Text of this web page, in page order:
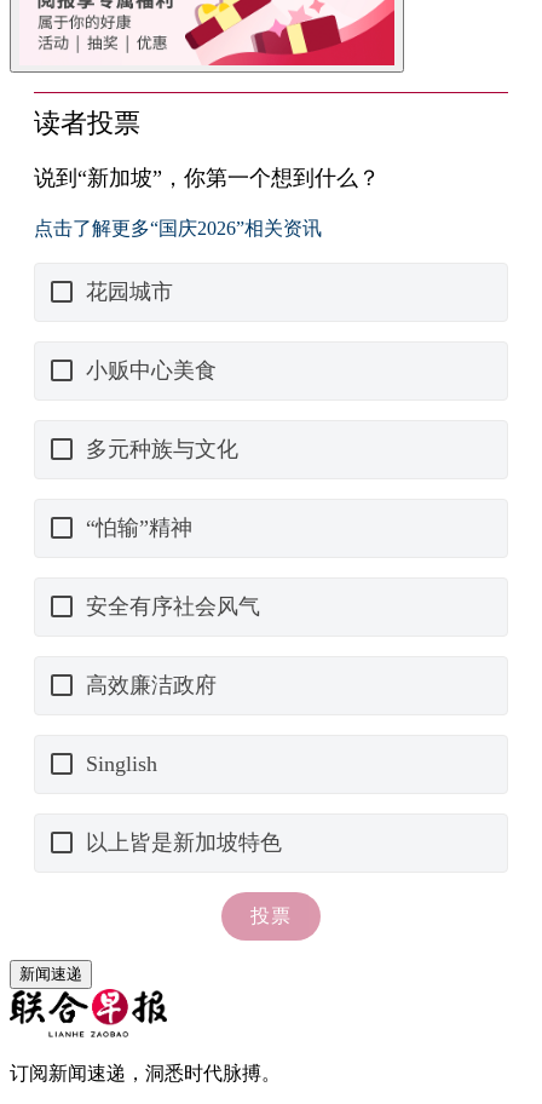
新闻速递
订阅新闻速递，洞悉时代脉搏。